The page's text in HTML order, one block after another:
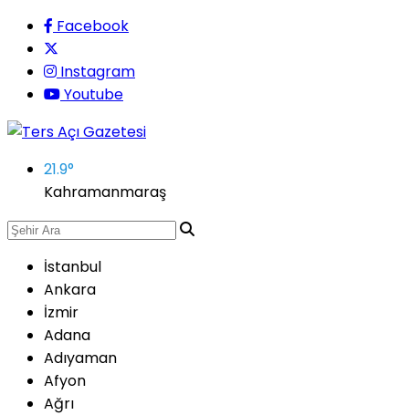
Facebook
Instagram
Youtube
21.9°
Kahramanmaraş
İstanbul
Ankara
İzmir
Adana
Adıyaman
Afyon
Ağrı